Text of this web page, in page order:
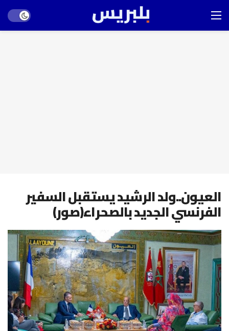
mode
العيون..ولد الرشيد يستقبل السفير
الفرنسي الجديد بالصحراء(صور)